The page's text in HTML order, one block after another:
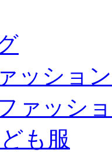
ッション
ァッシ
も服